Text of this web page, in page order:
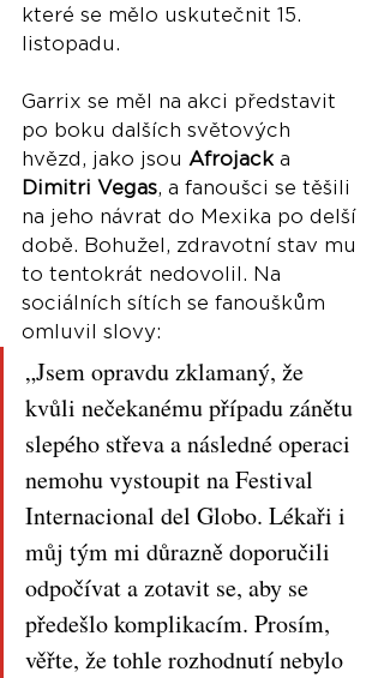
které se mělo uskutečnit 15.
listopadu.
Garrix se měl na akci představit
po boku dalších světových
hvězd, jako jsou Afrojack a
Dimitri Vegas, a fanoušci se těšili
na jeho návrat do Mexika po delší
době. Bohužel, zdravotní stav mu
to tentokrát nedovolil. Na
sociálních sítích se fanouškům
omluvil slovy:
„Jsem opravdu zklamaný, že
kvůli nečekanému případu zánětu
slepého střeva a následné operaci
nemohu vystoupit na Festival
Internacional del Globo. Lékaři i
můj tým mi důrazně doporučili
odpočívat a zotavit se, aby se
předešlo komplikacím. Prosím,
věřte, že tohle rozhodnutí nebylo